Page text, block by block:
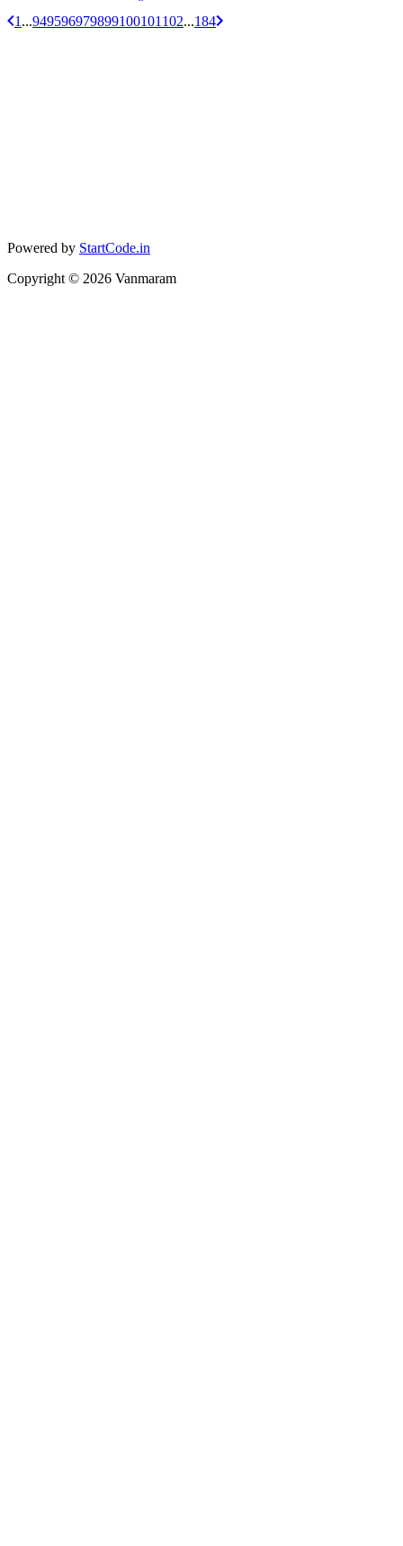
1 ...949596979899100101 102...184
Powered by StartCode.in
Copyright © 2026 Vanmaram